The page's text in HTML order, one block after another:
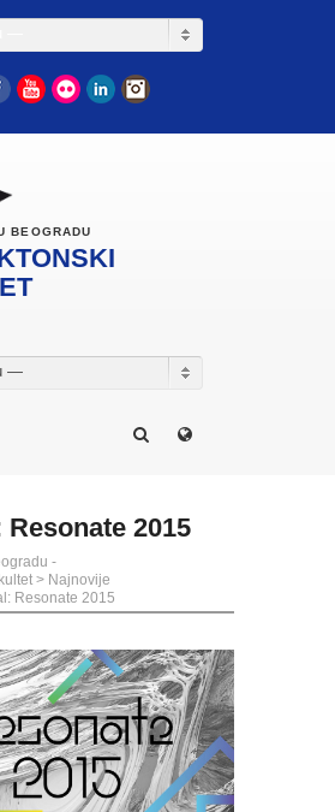
FacebookYouTube
Flickr LinkedIn
BEOGRADU
—
2015
-
> Najnovije
Resonate 2015